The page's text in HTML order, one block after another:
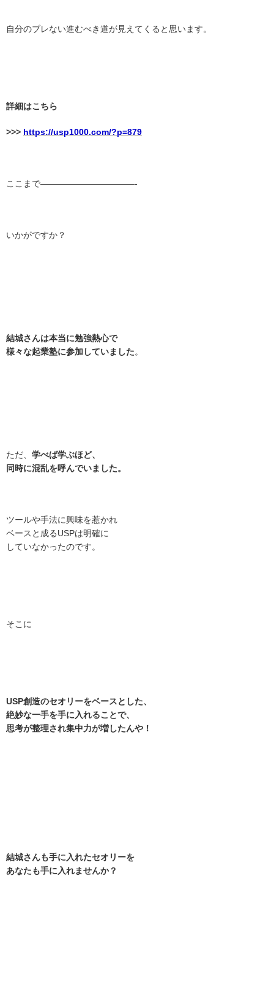
自分のブレない進むべき道が見えてくると思います。
詳細はこちら
>>> https://usp1000.com/?p=879
ここまで———————————-
いかがですか？
結城さんは本当に勉強熱心で
様々な起業塾に参加していました。
ただ、 学べば学ぶほど、
同時に混乱を呼んでいました。
ツールや手法に興味を惹かれ
ベースと成るUSPは明確に
していなかったのです。
そこに
USP創造のセオリーをベースとした、
絶妙な一手を手に入れることで、
思考が整理され集中力が増したんや！
結城さんも手に入れたセオリーを
あなたも手に入れませんか？